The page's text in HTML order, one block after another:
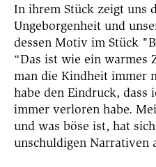
In ihrem Stück zeigt uns
Ungeborgenheit und
dessen Motiv im Stück
“Das ist wie ein
man die Kindheit immer
habe den Eindruck, dass
immer verloren habe.
und was böse ist, hat
unschuldigen Narrativen